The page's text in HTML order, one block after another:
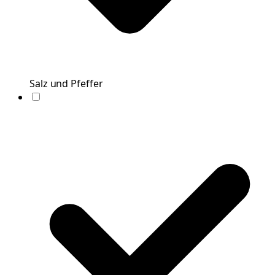
Salz und Pfeffer